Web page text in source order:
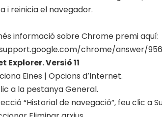
i reinicia el navegador.
informació sobre Chrome premi aquí:
chrome/answer/
Explorer. Versió 11
Eines | Opcions d’Internet.
a la pestanya General.
“Historial de navegació”, feu clic a